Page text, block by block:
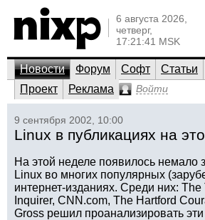
6 августа 2026,
четверг,
17:21:41 MSK
Новости Форум Софт Статьи
Проект
Реклама Войти
9 сентября 2002, 10:00
Linux в публикациях на
На этой неделе появилось немало
Linux во многих популярных
интернет-изданиях. Среди них: The
Inquirer, CNN.com, The Hartford
Gross решил проанализировать